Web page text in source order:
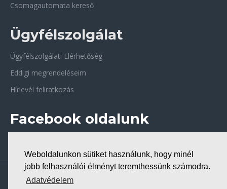
Weboldalunkon sütiket használunk, hogy minél
jobb felhasználói élményt teremthessünk számodra.
Adatvédelem
Csomagautomata kereső
Ügyfélszolgálat
Ügyfélszolgálati Elérhetőség
Eddigi megrendeléseim
Hírlevél feliratkozás
Facebook oldalunk
Copyright © 2026, Bio-Forrás biobolt